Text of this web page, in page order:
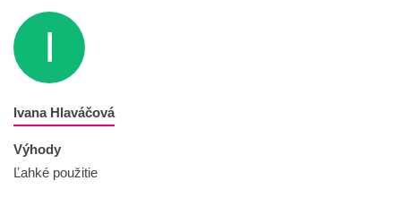
I
Ivana Hlaváčová
Výhody
Ľahké použitie